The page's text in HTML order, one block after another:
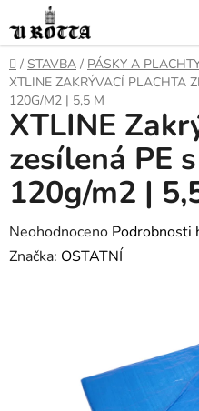
na
obsah
DOMŮ
/ STAVBA / PÁSKY A
XTLINE ZAKRÝVACÍ PLACHTA
120G/M2 | 5,5 M
XTLINE
zesílená PE
120g/m2 |
Průměrné
hodnocení
Neohodnoceno Podrobnosti
Značka: OSTATNÍ